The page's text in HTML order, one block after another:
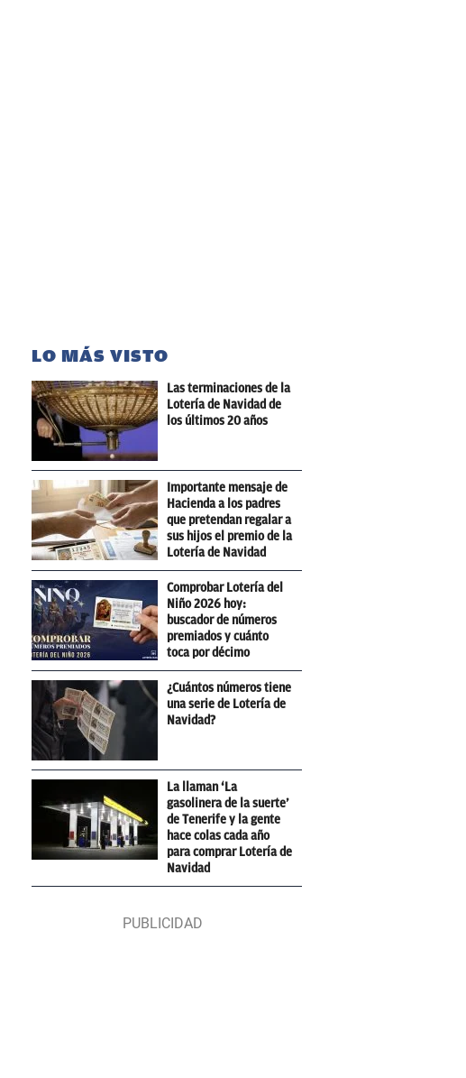
LO MÁS VISTO
Las terminaciones de la
Lotería de Navidad de
los últimos 20 años
Importante mensaje de
Hacienda a los padres
que pretendan regalar a
sus hijos el premio de la
Lotería de Navidad
Comprobar Lotería del
Niño 2026 hoy:
buscador de números
premiados y cuánto
toca por décimo
¿Cuántos números tiene
una serie de Lotería de
Navidad?
La llaman ‘La
gasolinera de la suerte’
de Tenerife y la gente
hace colas cada año
para comprar Lotería de
Navidad